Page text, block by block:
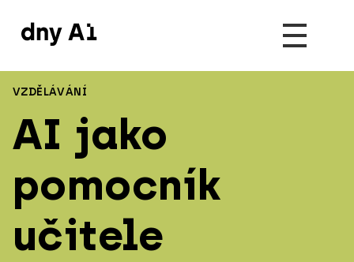
VZDĚLÁVÁNÍ
AI jako
pomocník
učitele